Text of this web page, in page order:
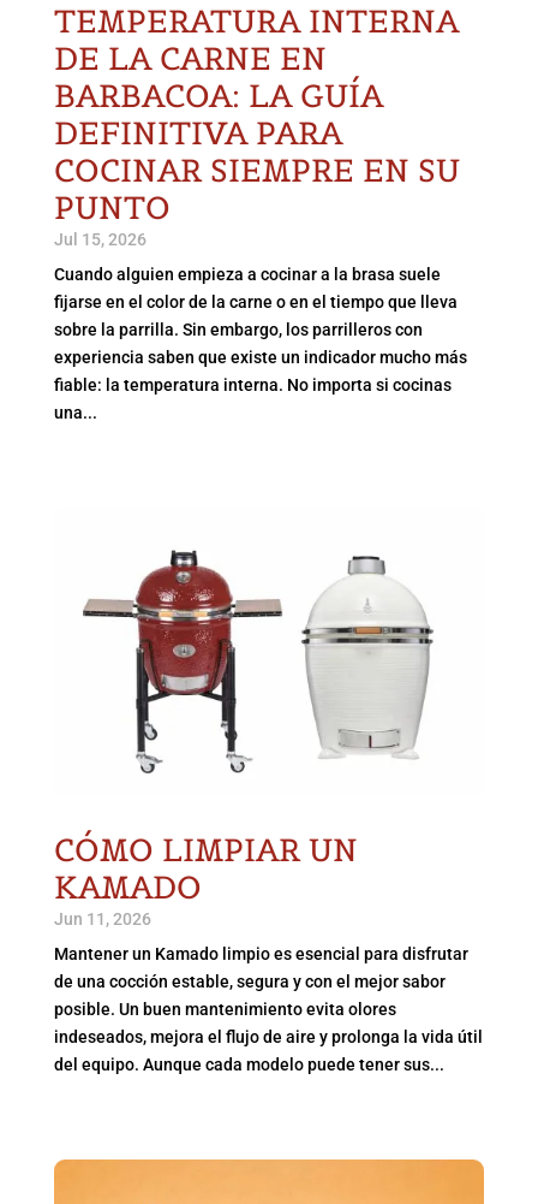
TEMPERATURA INTERNA
DE LA CARNE EN
BARBACOA: LA GUÍA
DEFINITIVA PARA
COCINAR SIEMPRE EN SU
PUNTO
Jul 15, 2026
Cuando alguien empieza a cocinar a la brasa suele
fijarse en el color de la carne o en el tiempo que lleva
sobre la parrilla. Sin embargo, los parrilleros con
experiencia saben que existe un indicador mucho más
fiable: la temperatura interna. No importa si cocinas
una...
CÓMO LIMPIAR UN
KAMADO
Jun 11, 2026
Mantener un Kamado limpio es esencial para disfrutar
de una cocción estable, segura y con el mejor sabor
posible. Un buen mantenimiento evita olores
indeseados, mejora el flujo de aire y prolonga la vida útil
del equipo. Aunque cada modelo puede tener sus...